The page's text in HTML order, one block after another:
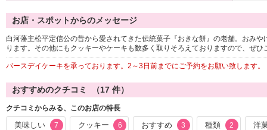
お店・スポットからのメッセージ
白河藩主松平定信公の昔から愛されてきた伝統菓子『おきな餅』の老舗。おみ
ります。その他にもクッキーやケーキも数多く取りそろえておりますので、ぜひ
バースデイケーキを承っております。2～3日前までにご予約をお願い致します。
おすすめのクチコミ （17 件）
クチコミからみる、このお店の特長
美味しい 7 クッキー 6 おすすめ 3 種類 2 洋